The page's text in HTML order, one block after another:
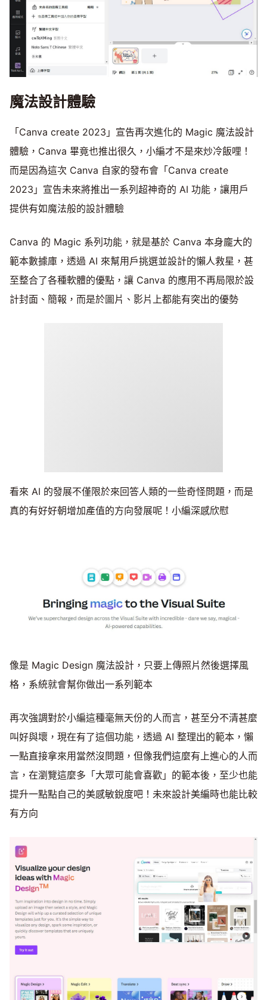
魔法設計體驗
「Canva create 2023」宣告再次進化的 Magic 魔法設計
體驗，Canva 畢竟也推出很久，小編才不是來炒冷飯哩！
而是因為這次 Canva 自家的發布會「Canva create
2023」宣告未來將推出一系列超神奇的 AI 功能，讓用戶
提供有如魔法般的設計體驗
Canva 的 Magic 系列功能，就是基於 Canva 本身龐大的
範本數據庫，透過 AI 來幫用戶挑選並設計的懶人救星，甚
至整合了各種軟體的優點，讓 Canva 的應用不再局限於設
計封面、簡報，而是於圖片、影片上都能有突出的優勢
看來 AI 的發展不僅限於來回答人類的一些奇怪問題，而是
真的有好好朝增加產值的方向發展呢！小編深感欣慰
像是 Magic Design 魔法設計，只要上傳照片然後選擇風
格，系統就會幫你做出一系列範本
再次強調對於小編這種毫無天份的人而言，甚至分不清甚麼
叫好與壞，現在有了這個功能，透過 AI 整理出的範本，懶
一點直接拿來用當然沒問題，但像我們這麼有上進心的人而
言，在瀏覽這麼多「大眾可能會喜歡」的範本後，至少也能
提升一點點自己的美感敏銳度吧！未來設計美編時也能比較
有方向